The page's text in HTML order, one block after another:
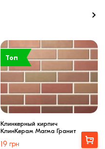
Топ
Клинкерный кирпич
КлинКерам Магма Гранит
19 грн
Выбрать